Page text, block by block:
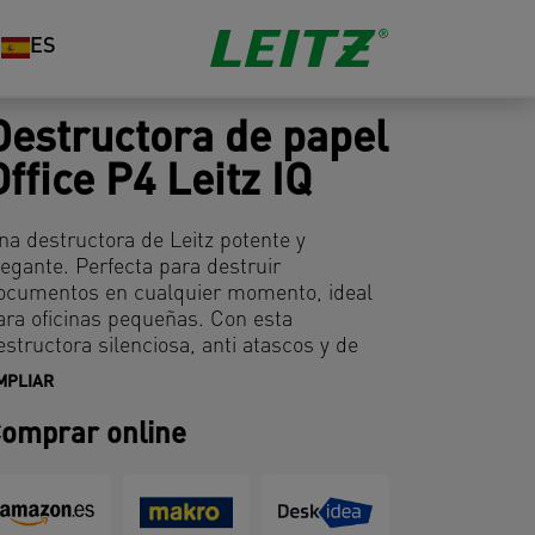
ES
de papel
P4 Leitz IQ
destructora de Leitz potente y
Perfecta para destruir
en cualquier momento, ideal
oficinas pequeñas. Con esta
silenciosa, anti atascos y de
duración te podrás olvidar de
excelente. Destruye 15 hojas
en fragmentos con nivel de seguridad
litros de capacidad y se maneja
online